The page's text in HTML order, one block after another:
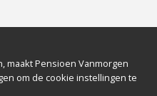
maakt Pensioen Vanmorgen
om de cookie instellingen te